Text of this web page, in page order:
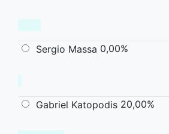
Sergio Massa 0,00%
Gabriel Katopodis 20,00%